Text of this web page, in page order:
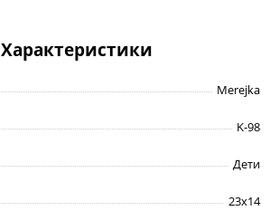
Характеристики
Merejka
K-98
Дети
23х14